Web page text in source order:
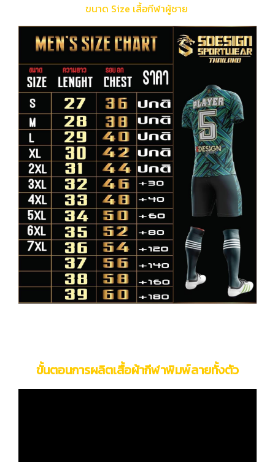
ขนาด Size เสื้อกีฬาผู้ชาย
ขั้นตอนการผลิตเสื้อผ้ากีฬาพิมพ์ลายทั้งตัว